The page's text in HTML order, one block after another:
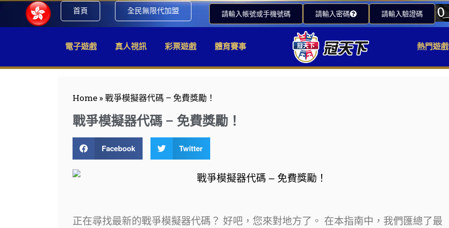
首頁 全民無限代加盟 請輸入帳號或手機號碼 請輸入密碼 請輸入驗證碼
電子遊戲 真人視訊 彩票遊戲 體育賽事 熱門遊戲
Home »戰爭模擬器代碼 – 免費獎勵！
戰爭模擬器代碼 – 免費獎勵！
Facebook Twitter
正在尋找最新的戰爭模擬器代碼？ 好吧，您來對地方了。 在本指南中，我們匯總了最